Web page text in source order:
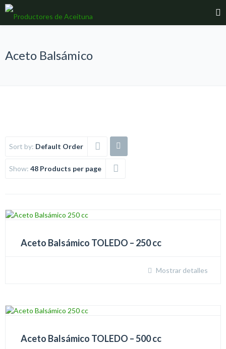
Aceto Balsámico
Sort by: Default Order
Show: 48 Products per page
Aceto Balsámico TOLEDO – 250 cc
Mostrar detalles
Aceto Balsámico TOLEDO – 500 cc